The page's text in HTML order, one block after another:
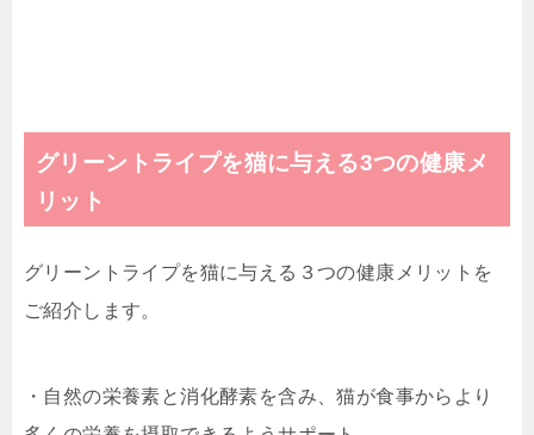
グリーントライプを猫に与える3つの健康メ
リット
グリーントライプを猫に与える３つの健康メリットを
ご紹介します。
・自然の栄養素と消化酵素を含み、猫が食事からより